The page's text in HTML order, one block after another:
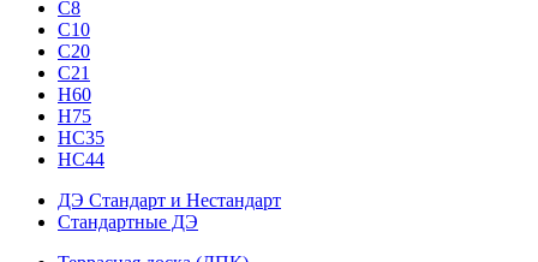
С8
С10
С20
С21
H60
H75
HС35
НС44
ДЭ Стандарт и Нестандарт
Стандартные ДЭ